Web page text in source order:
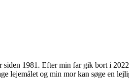
1981. Efter min far gik bort i
lejemålet og min mor kan søge en